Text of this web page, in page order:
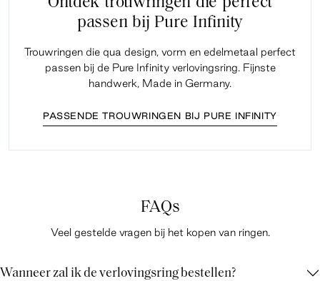
passen bij Pure Infinity
Trouwringen die qua design, vorm en edelmetaal perfect
passen bij de Pure Infinity verlovingsring. Fijnste
handwerk, Made in Germany.
PASSENDE TROUWRINGEN BIJ PURE INFINITY
FAQs
Veel gestelde vragen bij het kopen van ringen.
Wanneer zal ik de verlovingsring bestellen?